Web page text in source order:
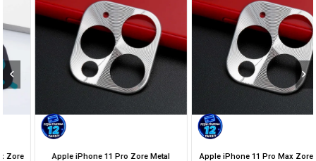
Apple iPhone 11 Pro Zore Metal
Apple iPhone 11 Pro Max Zore Metal